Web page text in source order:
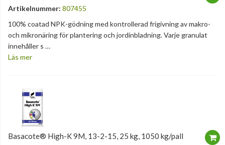
Artikelnummer: 807455
100% coatad NPK-gödning med kontrollerad frigivning av makro-
och mikronäring för plantering och jordinbladning. Varje granulat
innehåller s …
Läs mer
Basacote® High-K 9M, 13-2-15, 25 kg, 1050 kg/pall